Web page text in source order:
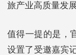
旅产业高质量发展
值得一提的是，
设置了受邀嘉宾